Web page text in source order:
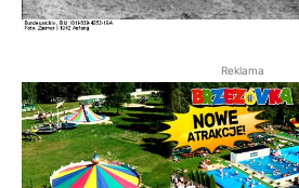
Reklama